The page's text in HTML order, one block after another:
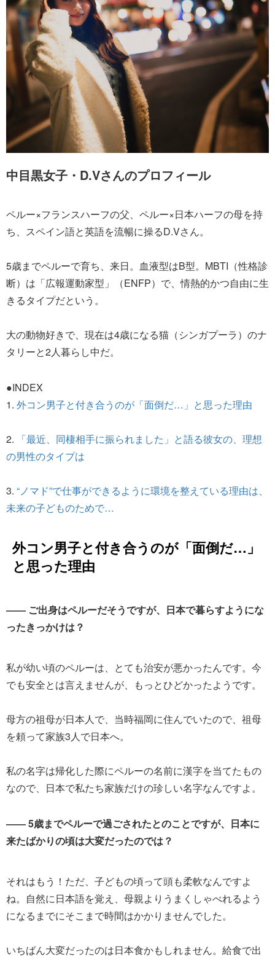
中目黒女子・D.Vさんのプロフィール
ペルー×フランスハーフの父、ペルー×日本ハーフの母を持
ち、スペイン語と英語を流暢に操るD.Vさん。
5歳までペルーで育ち、来日。血液型はB型。MBTI（性格診
断）は「広報運動家型」（ENFP）で、情熱的かつ自由に生
きるタイプだという。
大の動物好きで、現在は4歳になる猫（シンガプーラ）のナ
タリーと2人暮らし中だ。
●INDEX
1. 外コン男子と付き合うのが「面倒だ…」と思った理由
2.
「最近、同棲相手に振られました」と語る彼女の、理想
の男性のタイプは
3. “ノマド”で仕事ができるように環境を整えている理由は、
未来の子どものためで…
外コン男子と付き合うのが「面倒だ…」
と思った理由
―― ご出身はペルーだそうですが、日本で暮らすようにな
ったきっかけは？
私が幼い頃のペルーは、とても治安が悪かったんです。今
でも安全とは言えませんが、もっとひどかったようです。
母方の祖母が日本人で、当時福岡に住んでいたので、祖母
を頼って家族3人で日本へ。
私の名字は帰化した際にペルーの名前に漢字を当てたもの
なので、日本で私たち家族だけの珍しい名字なんですよ。
―― 5歳までペルーで過ごされたとのことですが、日本に
来たばかりの頃は大変だったのでは？
それはもう！ただ、子どもの頃って頭も柔軟なんですよ
ね。自然に日本語を覚え、母親よりうまくしゃべれるよう
になるまでにそこまで時間はかかりませんでした。
いちばん大変だったのは日本食かもしれません。給食で出